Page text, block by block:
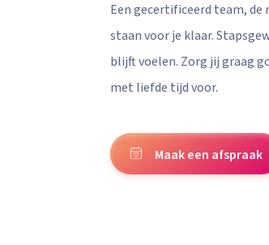
Een gecertificeerd team,
staan voor je klaar.
blijft voelen. Zorg jij graag
met liefde tijd voor.
Maak een afspraak